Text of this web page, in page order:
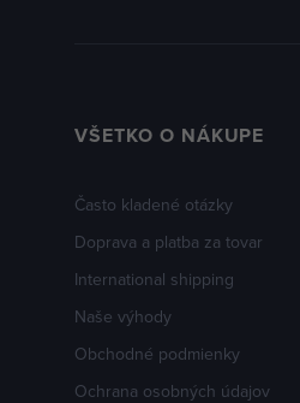
VŠETKO O NÁKUPE
Často kladené otázky
Doprava a platba za tovar
International shipping
Naše výhody
Obchodné podmienky
Ochrana osobných údajov